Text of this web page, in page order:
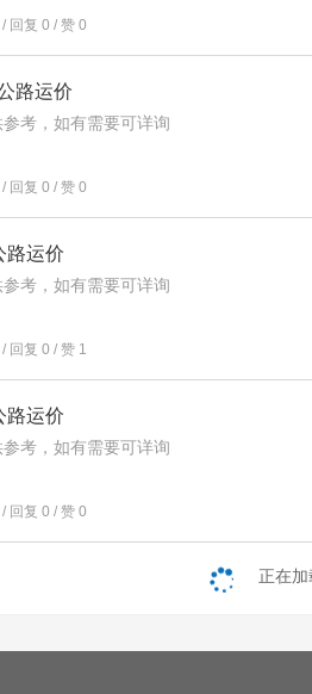
回复 0 / 赞 0
路运价
考，如有需要可详询
回复 0 / 赞 0
路运价
考，如有需要可详询
回复 0 / 赞 1
路运价
考，如有需要可详询
回复 0 / 赞 0
正在